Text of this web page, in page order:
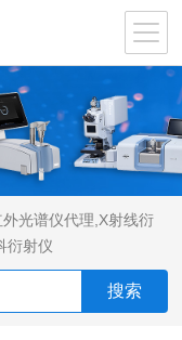
光谱仪代理 X射线衍
衍射仪